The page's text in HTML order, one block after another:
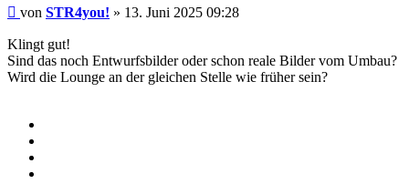
Beitrag
von STR4you! » 13. Juni 2025 09:28
Klingt gut!
Sind das noch Entwurfsbilder oder schon reale Bilder vom Umbau?
Wird die Lounge an der gleichen Stelle wie früher sein?